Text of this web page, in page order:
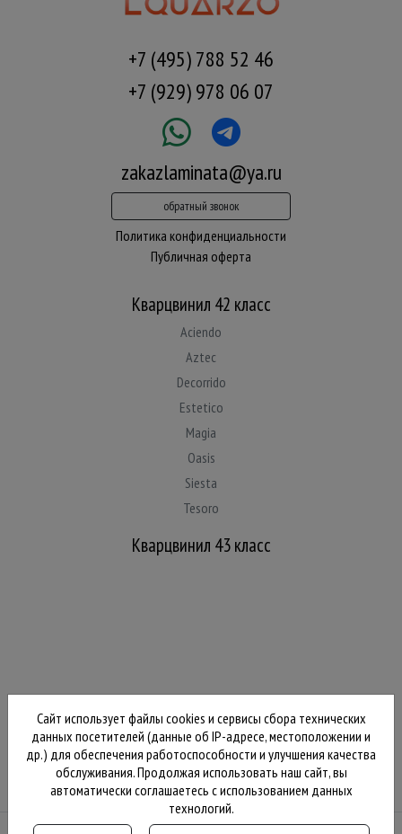
+7 (495) 788 52 46
+7 (929) 978 06 07
zakazlaminata@ya.ru
обратный звонок
Политика конфиденциальности
Публичная оферта
Кварцвинил 42 класс
Aciendo
Aztec
Decorrido
Estetico
Magia
Oasis
Siesta
Tesoro
Кварцвинил 43 класс
Сайт использует файлы cookies и сервисы сбора технических
данных посетителей (данные об IP-адресе, местоположении и
др.) для обеспечения работоспособности и улучшения качества
обслуживания. Продолжая использовать наш сайт, вы
автоматически соглашаетесь с использованием данных
технологий.